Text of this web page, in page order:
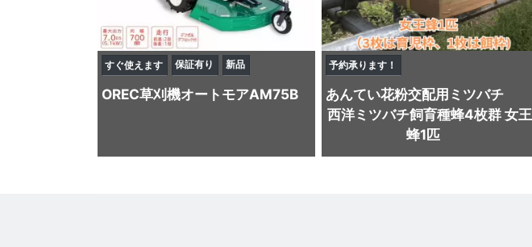
すぐ使えます 保証有り 新品
OREC草刈機オートモアAM75B
予約承ります！
あんてい花粉交配用ミツバチ
西洋ミツバチ飼育種蜂4枚群 女王
蜂1匹